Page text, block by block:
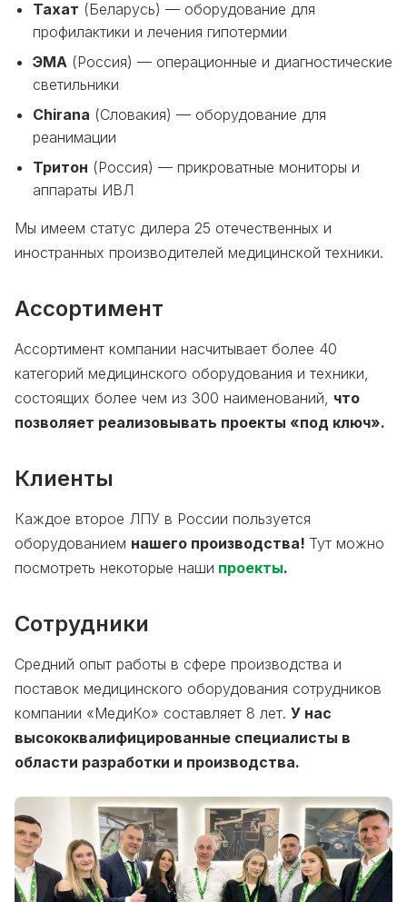
Тахат (Беларусь) — оборудование для
профилактики и лечения гипотермии
ЭМА (Россия) — операционные и диагностические
светильники
Chirana (Словакия) — оборудование для
реанимации
Тритон (Россия) — прикроватные мониторы и
аппараты ИВЛ
Мы имеем статус дилера 25 отечественных и
иностранных производителей медицинской техники.
Ассортимент
Ассортимент компании насчитывает более 40
категорий медицинского оборудования и техники,
состоящих более чем из 300 наименований, что
позволяет реализовывать проекты «под ключ».
Клиенты
Каждое второе ЛПУ в России пользуется
оборудованием нашего производства! Тут можно
посмотреть некоторые наши проекты.
Сотрудники
Средний опыт работы в сфере производства и
поставок медицинского оборудования сотрудников
компании «МедиКо» составляет 8 лет. У нас
высококвалифицированные специалисты в
области разработки и производства.